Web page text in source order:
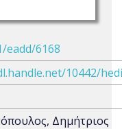
eadd/6168
10442/
Δημήτριος